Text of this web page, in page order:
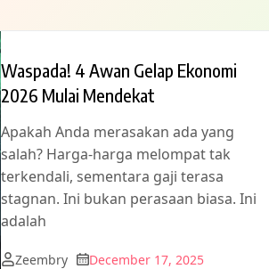
Waspada! 4 Awan Gelap Ekonomi
2026 Mulai Mendekat
Apakah Anda merasakan ada yang
salah? Harga-harga melompat tak
terkendali, sementara gaji terasa
stagnan. Ini bukan perasaan biasa. Ini
adalah
Zeembry December 17, 2025